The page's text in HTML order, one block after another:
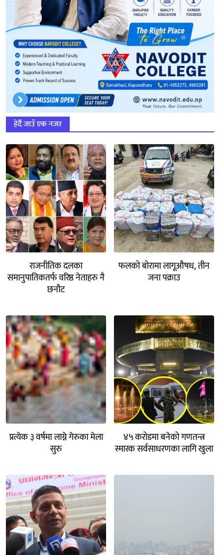
हेर्दै जाउँ एक नजर
राजनीतिक दलका
समानुपातिकतर्फ वरिष्ठ नेताहरु नै
छनौट
फलको बोरामा लागूऔषध, तीन
जना पक्राउ
प्रत्येक ३ वर्षमा लाग्ने गेरुका मेला
सुरु
४५ करोडमा बनेको गणतन्त्र
स्मारक सर्वसाधरणका लागि खुला